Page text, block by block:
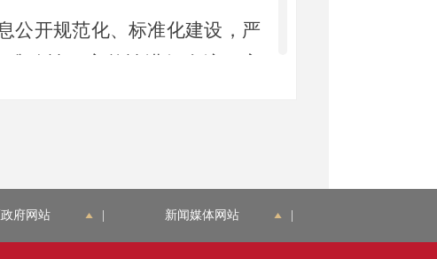
开规范化、标准化建设，严
对政府信息的知情、查阅等
府网站 新闻媒体网站